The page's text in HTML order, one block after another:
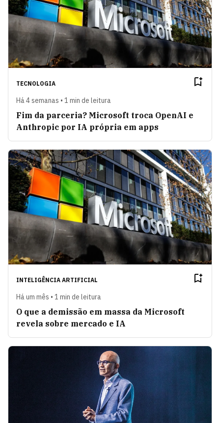
TECNOLOGIA
Há 4 semanas • 1 min de leitura
Fim da parceria? Microsoft troca OpenAI e
Anthropic por IA própria em apps
INTELIGÊNCIA ARTIFICIAL
Há um mês • 1 min de leitura
O que a demissão em massa da Microsoft
revela sobre mercado e IA